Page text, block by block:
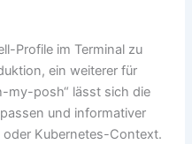
Profile im Terminal zu
ein weiterer für
my-posh“ lässt sich die
und informativer
Kubernetes-Context.